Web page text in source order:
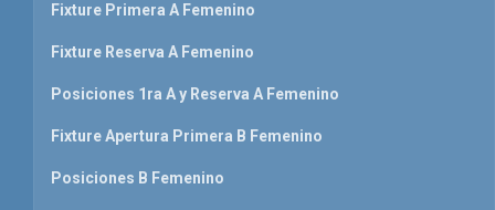
Fixture Primera A Femenino
Fixture Reserva A Femenino
Posiciones 1ra A y Reserva A Femenino
Fixture Apertura Primera B Femenino
Posiciones B Femenino